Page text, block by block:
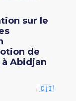
sur le
de
Abidjan
🇨🇮